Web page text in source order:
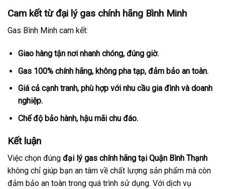
Cam kết từ đại lý gas chính hãng Bình Minh
Gas Bình Minh cam kết:
Giao hàng tận nơi nhanh chóng, đúng giờ.
Gas 100% chính hãng, không pha tạp, đảm bảo an toàn.
Giá cả cạnh tranh, phù hợp với nhu cầu gia đình và doanh
nghiệp.
Chế độ bảo hành, hậu mãi chu đáo.
Kết luận
Việc chọn đúng đại lý gas chính hãng tại Quận Bình Thạnh
không chỉ giúp bạn an tâm về chất lượng sản phẩm mà còn
đảm bảo an toàn trong quá trình sử dụng. Với dịch vụ